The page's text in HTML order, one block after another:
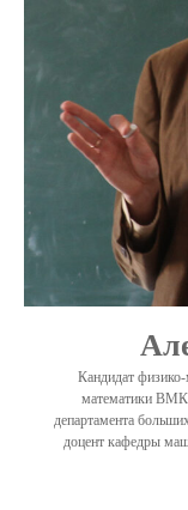
Кандидат
математики
департамента
доцент кафедры